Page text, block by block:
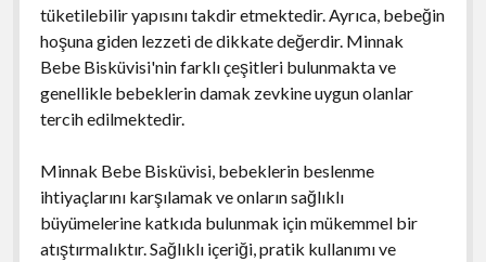
tüketilebilir yapısını takdir etmektedir. Ayrıca, bebeğin
hoşuna giden lezzeti de dikkate değerdir. Minnak
Bebe Bisküvisi'nin farklı çeşitleri bulunmakta ve
genellikle bebeklerin damak zevkine uygun olanlar
tercih edilmektedir.
Minnak Bebe Bisküvisi, bebeklerin beslenme
ihtiyaçlarını karşılamak ve onların sağlıklı
büyümelerine katkıda bulunmak için mükemmel bir
atıştırmalıktır. Sağlıklı içeriği, pratik kullanımı ve